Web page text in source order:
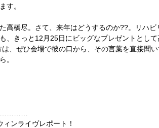
す。
高橋尽。さて、来年はどうするのか??。リハ
、きっと12月25日にビッグなプレゼントとし
、ぜひ会場で彼の口から、その言葉を直接聞
。
ィンライヴレポート！